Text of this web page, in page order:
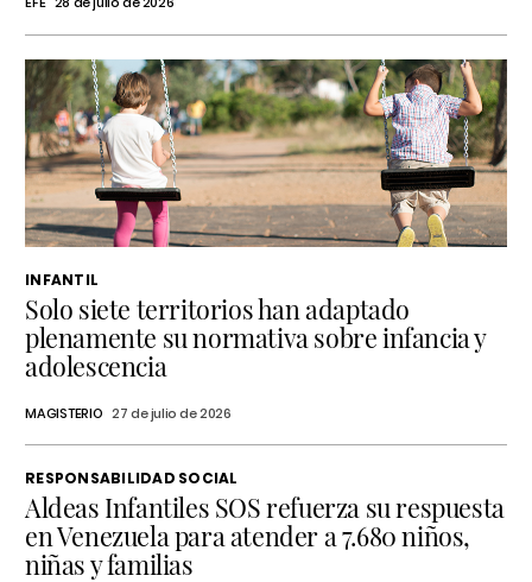
INFANTIL
Solo siete territorios han adaptado
plenamente su normativa sobre infancia y
adolescencia
MAGISTERIO 27 de julio de 2026
RESPONSABILIDAD SOCIAL
Aldeas Infantiles SOS refuerza su respuesta
en Venezuela para atender a 7.680 niños,
niñas y familias